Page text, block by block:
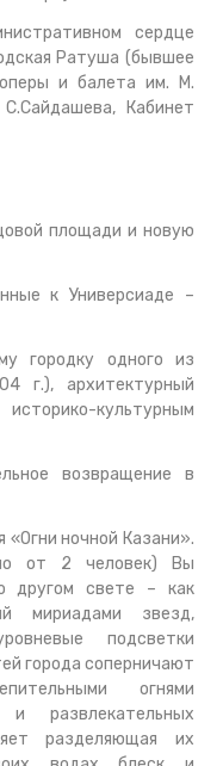
сердце
Ратуша (бывшее
и балета им. М.
Кабинет
площади и новую
к Универсиаде –
городку одного из
г.), архитектурный
культурным
возвращение в
«Огни ночной Казани».
от 2 человек) Вы
другом свете – как
мириадами звезд,
подсветки
города соперничают
огнями
развлекательных
разделяющая их